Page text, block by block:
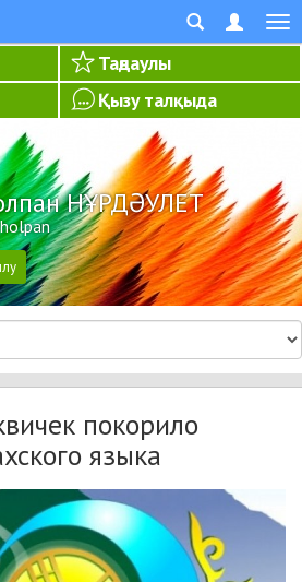
Таңдаулы
Қызу талқыда
НҰРДӘУЛЕТ
покорило
языка